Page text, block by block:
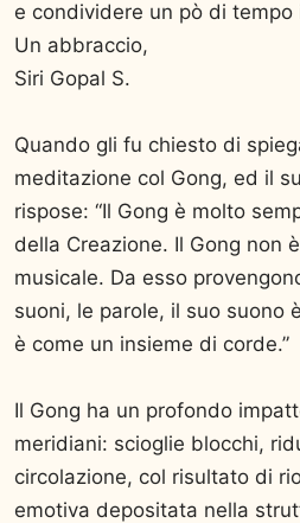
e condividere un pò di tempo
Un abbraccio,
Siri Gopal S.
Quando gli fu chiesto di
meditazione col Gong, ed il
rispose: “Il Gong è molto
della Creazione. Il Gong non
musicale. Da esso
suoni, le parole, il suo suono
è come un insieme di corde.”
Il Gong ha un profondo
meridiani: scioglie blocchi,
circolazione, col risultato di
emotiva depositata nella